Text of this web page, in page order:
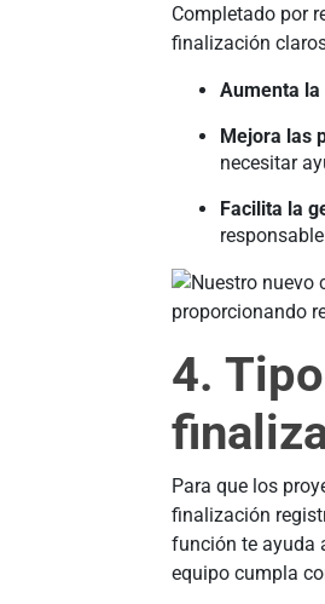
Completado por
finalización
Aumenta
Mejora las
necesitar
Facilita la
4.
Para que los
finalización
función te ayuda
equipo cumpla